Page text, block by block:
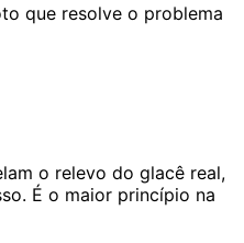
que resolve o problema
o relevo do glacê real,
É o maior princípio na